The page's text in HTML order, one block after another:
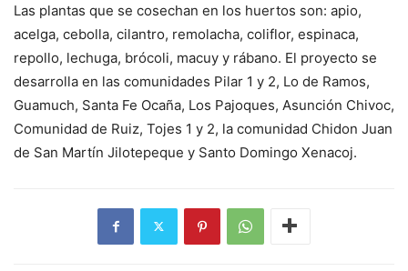
Las plantas que se cosechan en los huertos son: apio,
acelga, cebolla, cilantro, remolacha, coliflor, espinaca,
repollo, lechuga, brócoli, macuy y rábano. El proyecto se
desarrolla en las comunidades Pilar 1 y 2, Lo de Ramos,
Guamuch, Santa Fe Ocaña, Los Pajoques, Asunción Chivoc,
Comunidad de Ruiz, Tojes 1 y 2, la comunidad Chidon Juan
de San Martín Jilotepeque y Santo Domingo Xenacoj.